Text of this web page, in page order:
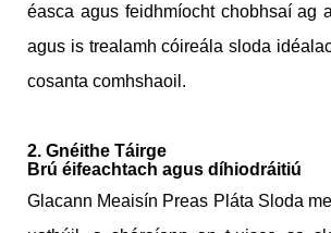
éasca agus feidhmíocht chobhsaí ag
agus is trealamh cóireála sloda
cosanta comhshaoil.
2. Gnéithe Táirge
Brú éifeachtach agus díhiodráitiú
Glacann Meaisín Preas Pláta Sloda